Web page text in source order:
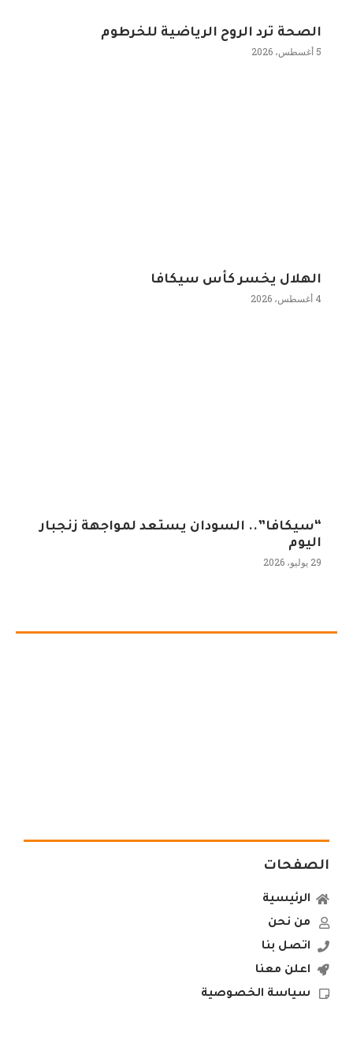
الصحة ترد الروح الرياضية للخرطوم
5 أغسطس، 2026
الهلال يخسر كأس سيكافا
4 أغسطس، 2026
“سيكافا”.. السودان يستعد لمواجهة زنجبار
اليوم
29 يوليو، 2026
الصفحات
الرئيسية
من نحن
اتصل بنا
اعلن معنا
سياسة الخصوصية